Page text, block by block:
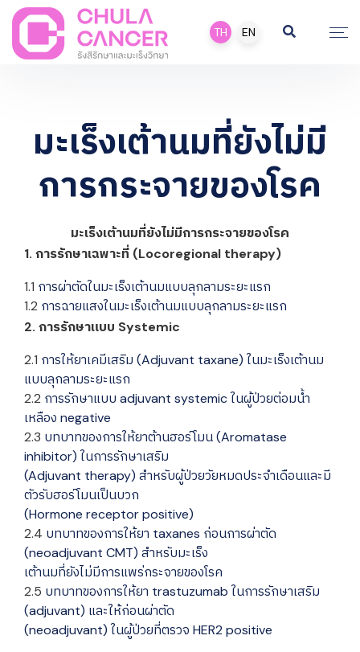
TH EN
มะเร็งเต้านมที่ยังไม่มี
การกระจายของโรค
มะเร็งเต้านมที่ยังไม่มีการกระจายของโรค
1. การรักษาเฉพาะที่ (Locoregional therapy)
1.1 การผ่าตัดในมะเร็งเต้านมแบบลุกลามระยะแรก
1.2 การฉายแสงในมะเร็งเต้านมแบบลุกลามระยะแรก
2. การรักษาแบบ Systemic
2.1 การให้ยาเคมีเสริม (Adjuvant taxane) ในมะเร็งเต้านม
แบบลุกลามระยะแรก
2.2 การรักษาแบบ adjuvant systemic ในผู้ป่วยต่อมน้ำ
เหลือง negative
2.3 บทบาทของการให้ยาต้านฮอร์โมน (Aromatase
inhibitor) ในการรักษาเสริม
(Adjuvant therapy) สำหรับผู้ป่วยวัยหมดประจำเดือนและมี
ตัวรับฮอร์โมนเป็นบวก
(Hormone receptor positive)
2.4 บทบาทของการให้ยา taxanes ก่อนการผ่าตัด
(neoadjuvant CMT) สำหรับมะเร็ง
เต้านมที่ยังไม่มีการแพร่กระจายของโรค
2.5 บทบาทของการให้ยา trastuzumab ในการรักษาเสริม
(adjuvant) และให้ก่อนผ่าตัด
(neoadjuvant) ในผู้ป่วยที่ตรวจ HER2 positive